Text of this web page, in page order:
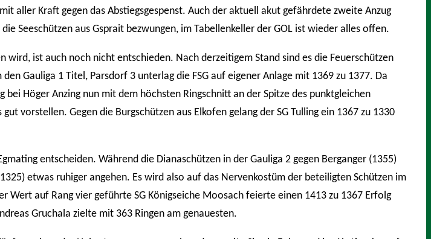
aller Kraft gegen das Abstiegsgespenst. Auch der aktuell akut gefährdete zweite Anzug
Seeschützen aus Gsprait bezwungen, im Tabellenkeller der GOL ist wieder alles offen.
ist auch noch nicht entschieden. Nach derzeitigem Stand sind es die Feuerschützen
Gauliga 1 Titel, Parsdorf 3 unterlag die FSG auf eigener Anlage mit 1369 zu 1377. Da
Höger Anzing nun mit dem höchsten Ringschnitt an der Spitze des punktgleichen
vorstellen. Gegen die Burgschützen aus Elkofen gelang der SG Tulling ein 1367 zu 1330
entscheiden. Während die Dianaschützen in der Gauliga 2 gegen Berganger (1355)
etwas ruhiger angehen. Es wird also auf das Nervenkostüm der beteiligten Schützen im
auf Rang vier geführte SG Königseiche Moosach feierte einen 1413 zu 1367 Erfolg
Gruchala zielte mit 363 Ringen am genauesten.